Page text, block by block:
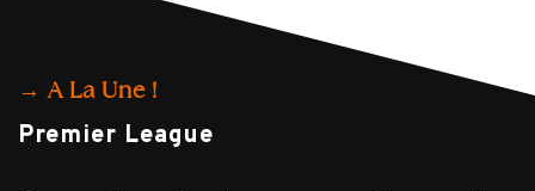
→ A La Une !
Premier League